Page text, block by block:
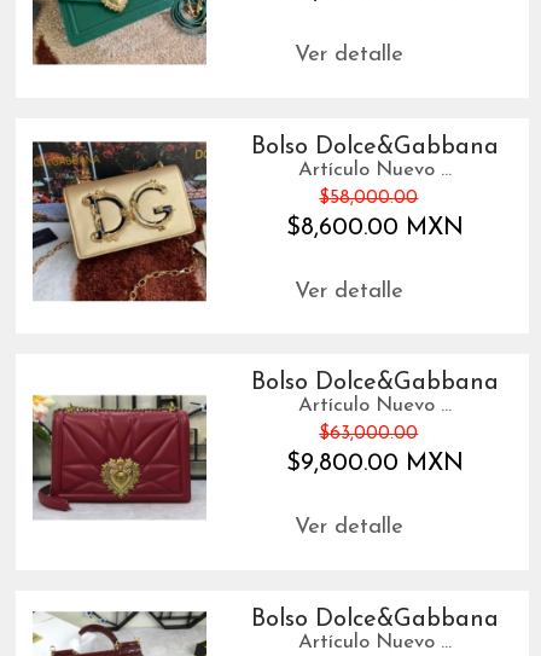
Ver detalle
Bolso Dolce&Gabbana
Artículo Nuevo ...
$58,000.00
$8,600.00 MXN
Ver detalle
Bolso Dolce&Gabbana
Artículo Nuevo ...
$63,000.00
$9,800.00 MXN
Ver detalle
Bolso Dolce&Gabbana
Artículo Nuevo ...